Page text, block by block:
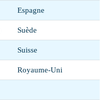
Espagne
Suède
Suisse
Royaume-Uni